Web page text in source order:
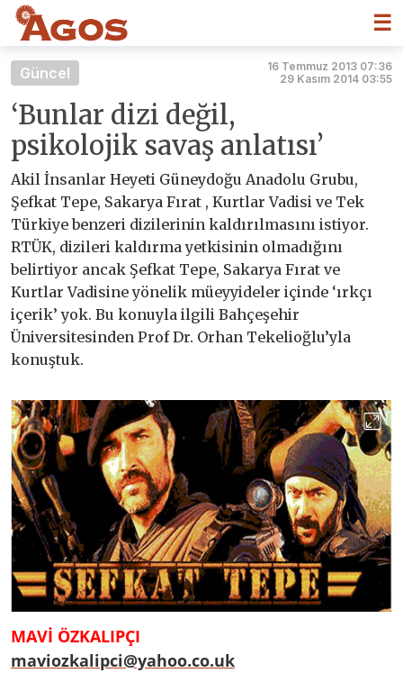
☰
Güncel
16 Temmuz 2013 07:36
29 Kasım 2014 03:55
‘Bunlar dizi değil,
psikolojik savaş anlatısı’
Akil İnsanlar Heyeti Güneydoğu Anadolu Grubu,
Şefkat Tepe, Sakarya Fırat , Kurtlar Vadisi ve Tek
Türkiye benzeri dizilerinin kaldırılmasını istiyor.
RTÜK, dizileri kaldırma yetkisinin olmadığını
belirtiyor ancak Şefkat Tepe, Sakarya Fırat ve
Kurtlar Vadisine yönelik müeyyideler içinde ‘ırkçı
içerik’ yok. Bu konuyla ilgili Bahçeşehir
Üniversitesinden Prof Dr. Orhan Tekelioğlu’yla
konuştuk.
MAVİ ÖZKALIPÇI
maviozkalipci@yahoo.co.uk